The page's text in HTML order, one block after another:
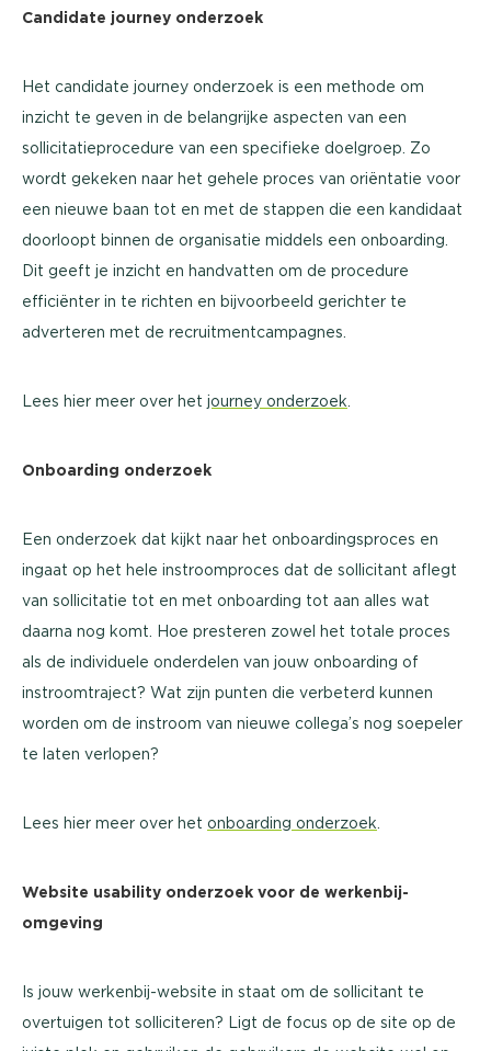
Candidate journey onderzoek
Het candidate journey onderzoek is een methode om
inzicht te geven in de belangrijke aspecten van een
sollicitatieprocedure van een specifieke doelgroep. Zo
wordt gekeken naar het gehele proces van oriëntatie voor
een nieuwe baan tot en met de stappen die een kandidaat
doorloopt binnen de organisatie middels een onboarding.
Dit geeft je inzicht en handvatten om de procedure
efficiënter in te richten en bijvoorbeeld gerichter te
adverteren met de recruitmentcampagnes.
Lees hier meer over het journey onderzoek
Onboarding onderzoek
Een onderzoek dat kijkt naar het onboardingsproces en
ingaat op het hele instroomproces dat de sollicitant aflegt
van sollicitatie tot en met onboarding tot aan alles wat
daarna nog komt. Hoe presteren zowel het totale proces
als de individuele onderdelen van jouw onboarding of
instroomtraject? Wat zijn punten die verbeterd kunnen
worden om de instroom van nieuwe collega’s nog soepeler
te laten verlopen?
Lees hier meer over het onboarding onderzoek
Website usability onderzoek voor de werkenbij-
omgeving
Is jouw werkenbij-website in staat om de sollicitant te
overtuigen tot solliciteren? Ligt de focus op de site op de